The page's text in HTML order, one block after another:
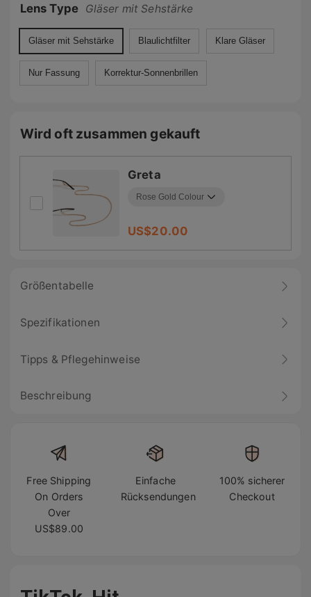
Lens Type Gläser mit Sehstärke
Gläser mit Sehstärke Blaulichtfilter Klare Gläser
Nur Fassung Korrektur-Sonnenbrillen
Wird oft zusammen gekauft
Greta
US$20.00
Größentabelle
Spezifikationen
Tipps & Pflegehinweise
Beschreibung
Free Shipping
On Orders
Over
US$89.00
Einfache
Rücksendungen
100% sicherer
Checkout